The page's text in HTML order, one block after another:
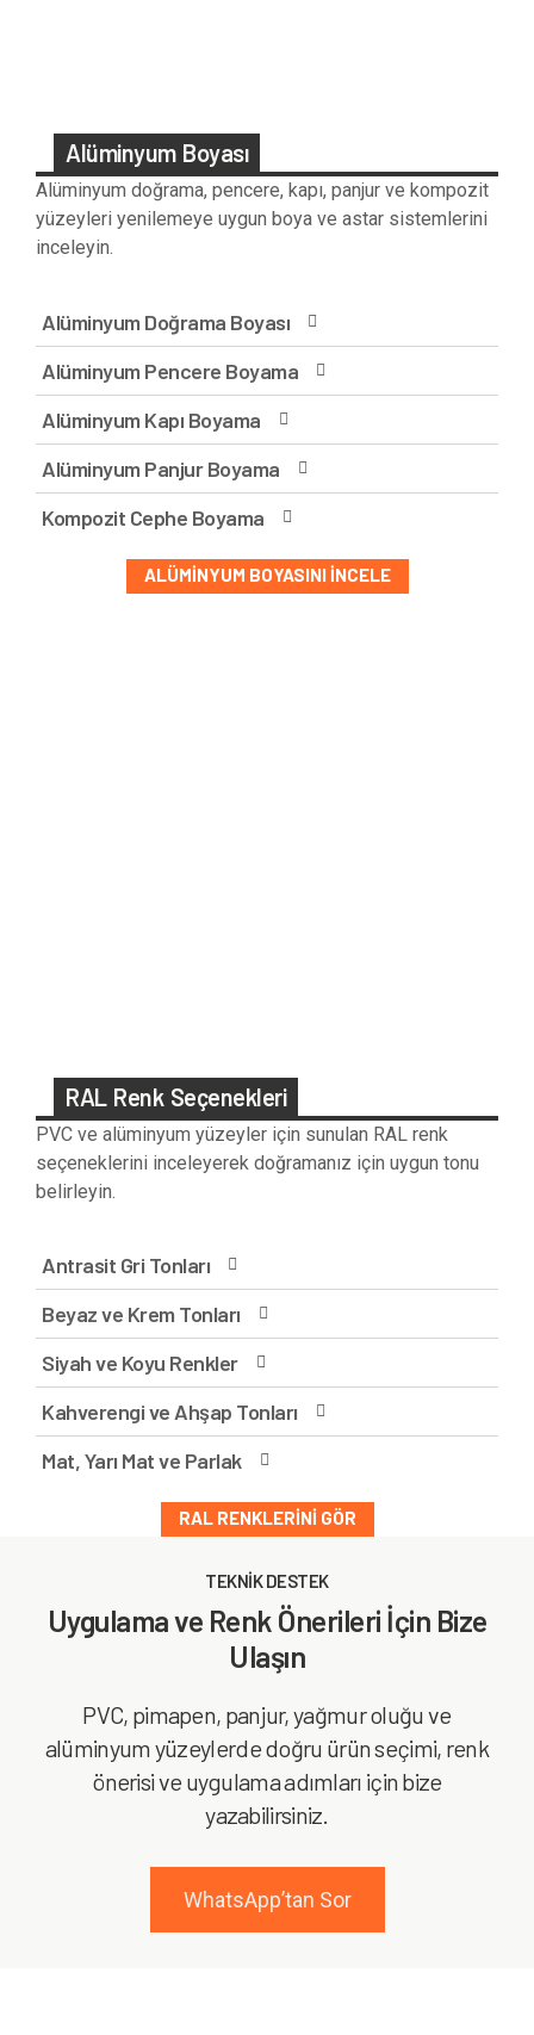
Alüminyum Boyası
Alüminyum doğrama, pencere, kapı, panjur ve kompozit
yüzeyleri yenilemeye uygun boya ve astar sistemlerini
inceleyin.
Alüminyum Doğrama Boyası
Alüminyum Pencere Boyama
Alüminyum Kapı Boyama
Alüminyum Panjur Boyama
Kompozit Cephe Boyama
ALÜMINYUM BOYASINI İNCELE
RAL Renk Seçenekleri
PVC ve alüminyum yüzeyler için sunulan RAL renk
seçeneklerini inceleyerek doğramanız için uygun tonu
belirleyin.
Antrasit Gri Tonları
Beyaz ve Krem Tonları
Siyah ve Koyu Renkler
Kahverengi ve Ahşap Tonları
Mat, Yarı Mat ve Parlak
RAL RENKLERINI GÖR
TEKNİK DESTEK
Uygulama ve Renk Önerileri İçin Bize
Ulaşın
PVC, pimapen, panjur, yağmur oluğu ve
alüminyum yüzeylerde doğru ürün seçimi, renk
önerisi ve uygulama adımları için bize
yazabilirsiniz.
WhatsApp’tan Sor